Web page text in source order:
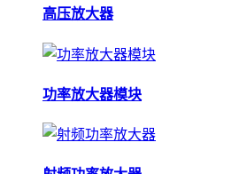
高压放大器
功率放大器模块